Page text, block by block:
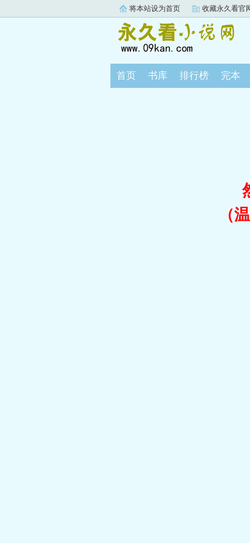
将本站设为首页 收藏永久看官
首页 书库 排行榜 完本
（